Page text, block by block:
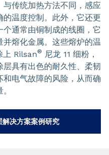
传统加热方法不同，感应
温度控制。此外，它还更
通常由铜制成的线圈，它
熔化金属。这些熔炉的温
上 Rilsan® 尼龙 11 细粉，
具有出色的耐久性、柔韧
电气故障的风险，从而确
解决方案案例研究